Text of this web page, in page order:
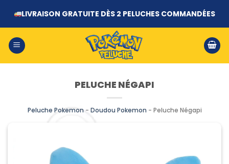
contenu
LIVRAISON GRATUITE DÈS 2 PELUCHES COMMANDÉES
PELUCHE NÉGAPI
Peluche Pokemon- Doudou Pokemon - Peluche Négapi